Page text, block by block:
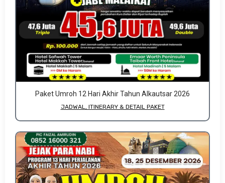
Paket Umroh 12 Hari Akhir Tahun Alkautsar 2026
JADWAL, ITINERARY & DETAIL PAKET